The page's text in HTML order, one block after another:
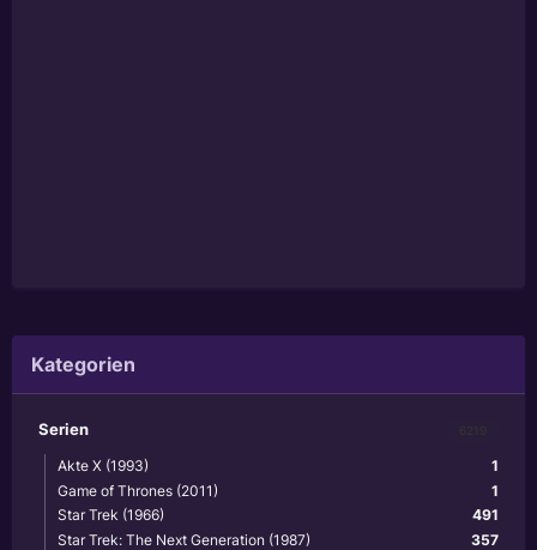
Kategorien
Serien
1
Akte X (1993)
1
Game of Thrones (2011)
491
Star Trek (1966)
357
Star Trek: The Next Generation (1987)